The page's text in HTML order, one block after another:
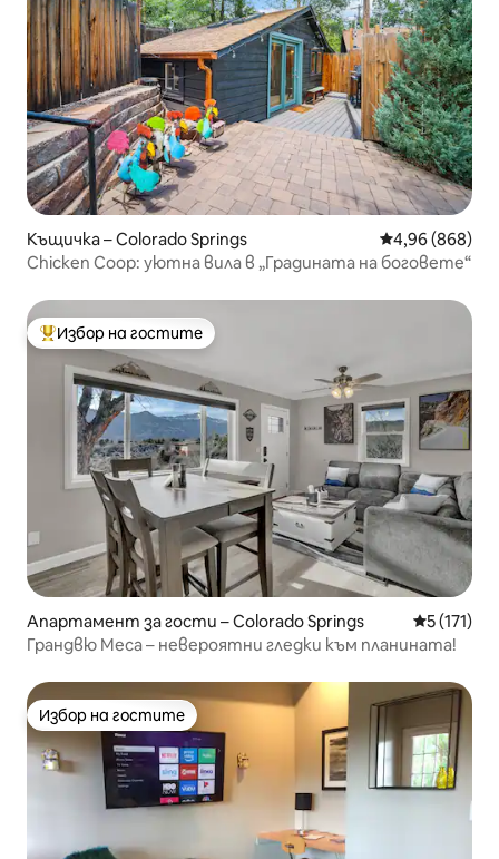
Къщичка – Colorado Springs Средна
4,96 (868)
Chicken Coop: уютна вила в „Градината на боговете“
Най-популярен избор на гостите
Избор на гостите
Апартамент за гости – Colorado Springs Средна
5 (171)
Грандвю Меса – невероятни гледки към планината!
Избор на гостите
Избор на гостите